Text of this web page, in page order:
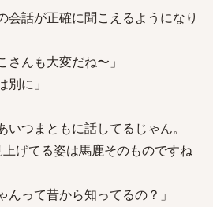
会話が正確に聞こえるようになり
んも大変だね〜」
に」
つまともに話してるじゃん。
げてる姿は馬鹿そのものですね
って昔から知ってるの？」